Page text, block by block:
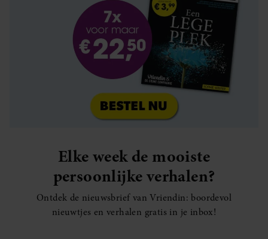
Elke week de mooiste
persoonlijke verhalen?
Ontdek de nieuwsbrief van Vriendin: boordevol
nieuwtjes en verhalen gratis in je inbox!